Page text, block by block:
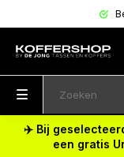
✈️ Bij
een gratis